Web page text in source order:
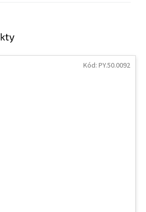
Kód: PY.50.0092